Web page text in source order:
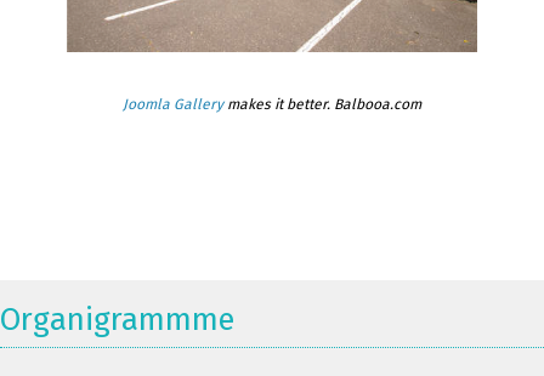
Joomla Gallerymakes it better. Balbooa.com
Organigrammme